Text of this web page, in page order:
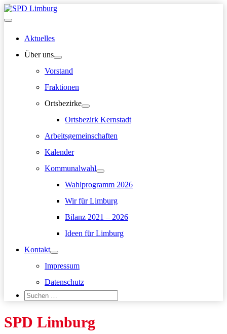
Zum
Inhalt
Hauptmenü
Aktuelles
Über uns
Vorstand
Fraktionen
Ortsbezirke
Ortsbezirk Kernstadt
Arbeitsgemeinschaften
Kalender
Kommunalwahl
Wahlprogramm 2026
Wir für Limburg
Bilanz 2021 – 2026
Ideen für Limburg
Kontakt
Impressum
Datenschutz
Suchen
nach:
SPD Limburg